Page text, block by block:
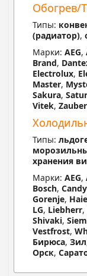
Обогрев/
Типы:
(радиатор),
Марки: AEG,
Brand,
Electrolux,
Master,
Sakura,
Vitek, Zauber
Типы:
хранения
Марки: AEG,
Bosch, Candy
Gorenje,
LG, Liebherr,
Shivaki,
Vestfrost,
Бирюса, Зил
Орск,